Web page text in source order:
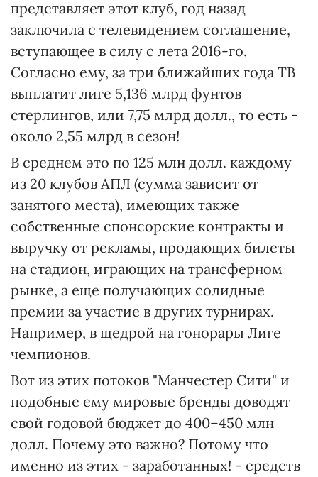
представляет этот клуб, год назад
заключила с телевидением соглашение,
вступающее в силу с лета 2016-го.
Согласно ему, за три ближайших года ТВ
выплатит лиге 5,136 млрд фунтов
стерлингов, или 7,75 млрд долл., то есть -
около 2,55 млрд в сезон!
В среднем это по 125 млн долл. каждому
из 20 клубов АПЛ (сумма зависит от
занятого места), имеющих также
собственные спонсорские контракты и
выручку от рекламы, продающих билеты
на стадион, играющих на трансферном
рынке, а еще получающих солидные
премии за участие в других турнирах.
Например, в щедрой на гонорары Лиге
чемпионов.
Вот из этих потоков "Манчестер Сити" и
подобные ему мировые бренды доводят
свой годовой бюджет до 400–450 млн
долл. Почему это важно? Потому что
именно из этих - заработанных! - средств